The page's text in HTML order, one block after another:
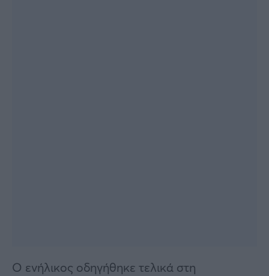
Ο ενήλικος οδηγήθηκε τελικά στη